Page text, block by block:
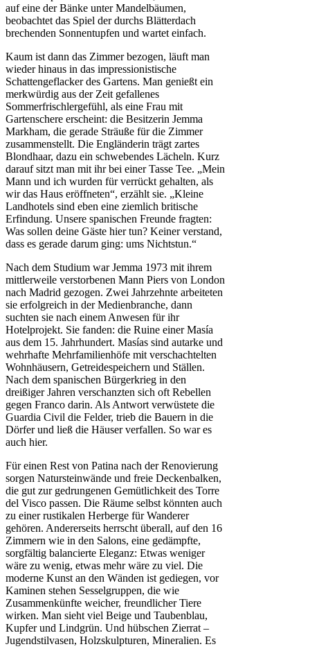
auf eine der Bänke unter Mandelbäumen,
beobachtet das Spiel der durchs Blätterdach
brechenden Sonnentupfen und wartet einfach.
Kaum ist dann das Zimmer bezogen, läuft man
wieder hinaus in das impressionistische
Schattengeflacker des Gartens. Man genießt ein
merkwürdig aus der Zeit gefallenes
Sommerfrischlergefühl, als eine Frau mit
Gartenschere erscheint: die Besitzerin Jemma
Markham, die gerade Sträuße für die Zimmer
zusammenstellt. Die Engländerin trägt zartes
Blondhaar, dazu ein schwebendes Lächeln. Kurz
darauf sitzt man mit ihr bei einer Tasse Tee. „Mein
Mann und ich wurden für verrückt gehalten, als
wir das Haus eröffneten“, erzählt sie. „Kleine
Landhotels sind eben eine ziemlich britische
Erfindung. Unsere spanischen Freunde fragten:
Was sollen deine Gäste hier tun? Keiner verstand,
dass es gerade darum ging: ums Nichtstun.“
Nach dem Studium war Jemma 1973 mit ihrem
mittlerweile verstorbenen Mann Piers von London
nach Madrid gezogen. Zwei Jahrzehnte arbeiteten
sie erfolgreich in der Medienbranche, dann
suchten sie nach einem Anwesen für ihr
Hotelprojekt. Sie fanden: die Ruine einer Masía
aus dem 15. Jahrhundert. Masías sind autarke und
wehrhafte Mehrfamilienhöfe mit verschachtelten
Wohnhäusern, Getreidespeichern und Ställen.
Nach dem spanischen Bürgerkrieg in den
dreißiger Jahren verschanzten sich oft Rebellen
gegen Franco darin. Als Antwort verwüstete die
Guardia Civil die Felder, trieb die Bauern in die
Dörfer und ließ die Häuser verfallen. So war es
auch hier.
Für einen Rest von Patina nach der Renovierung
sorgen Natursteinwände und freie Deckenbalken,
die gut zur gedrungenen Gemütlichkeit des Torre
del Visco passen. Die Räume selbst könnten auch
zu einer rustikalen Herberge für Wanderer
gehören. Andererseits herrscht überall, auf den 16
Zimmern wie in den Salons, eine gedämpfte,
sorgfältig balancierte Eleganz: Etwas weniger
wäre zu wenig, etwas mehr wäre zu viel. Die
moderne Kunst an den Wänden ist gediegen, vor
Kaminen stehen Sesselgruppen, die wie
Zusammenkünfte weicher, freundlicher Tiere
wirken. Man sieht viel Beige und Taubenblau,
Kupfer und Lindgrün. Und hübschen Zierrat –
Jugendstilvasen, Holzskulpturen, Mineralien. Es